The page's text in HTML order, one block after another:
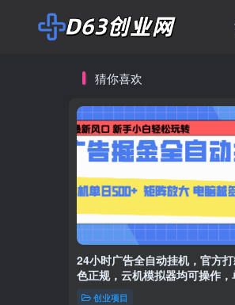
猜你喜欢
24小时广告全自动挂机，官方
色正规，云机模拟器均可操作，
益500创业项目